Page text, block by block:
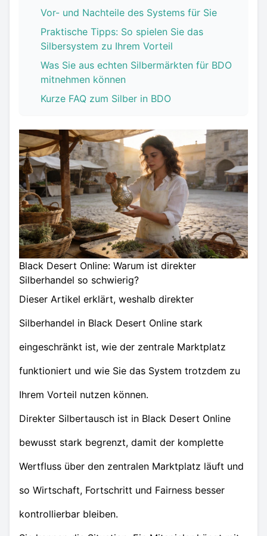
Vor- und Nachteile des Systems für Sie
Praktische Tipps: So spielen Sie das
Silbersystem zu Ihrem Vorteil
Was Sie aus echten Silbermärkten für BDO
mitnehmen können
Kurze FAQ zum Silber in BDO
Black Desert Online: Warum ist direkter
Silberhandel so schwierig?
Dieser Artikel erklärt, weshalb direkter
Silberhandel in Black Desert Online stark
eingeschränkt ist, wie der zentrale Marktplatz
funktioniert und wie Sie das System trotzdem zu
Ihrem Vorteil nutzen können.
Direkter Silbertausch ist in Black Desert Online
bewusst stark begrenzt, damit der komplette
Wertfluss über den zentralen Marktplatz läuft und
so Wirtschaft, Fortschritt und Fairness besser
kontrollierbar bleiben.